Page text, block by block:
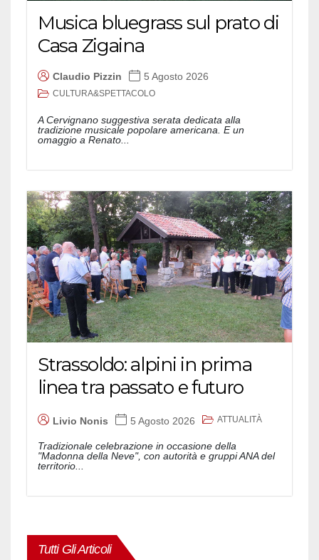
Musica bluegrass sul prato di
Casa Zigaina
Claudio Pizzin 5 Agosto 2026
CULTURA&SPETTACOLO
A Cervignano suggestiva serata dedicata alla
tradizione musicale popolare americana. E un
omaggio a Renato...
Strassoldo: alpini in prima
linea tra passato e futuro
Livio Nonis 5 Agosto 2026 ATTUALITÀ
Tradizionale celebrazione in occasione della
"Madonna della Neve", con autorità e gruppi ANA del
territorio...
Tutti Gli Articoli